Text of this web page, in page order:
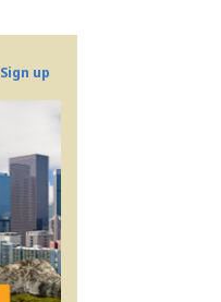
Sign up